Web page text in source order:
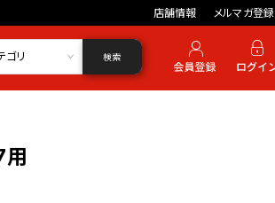
店舗情報 メルマガ登録
ゴリ 検索